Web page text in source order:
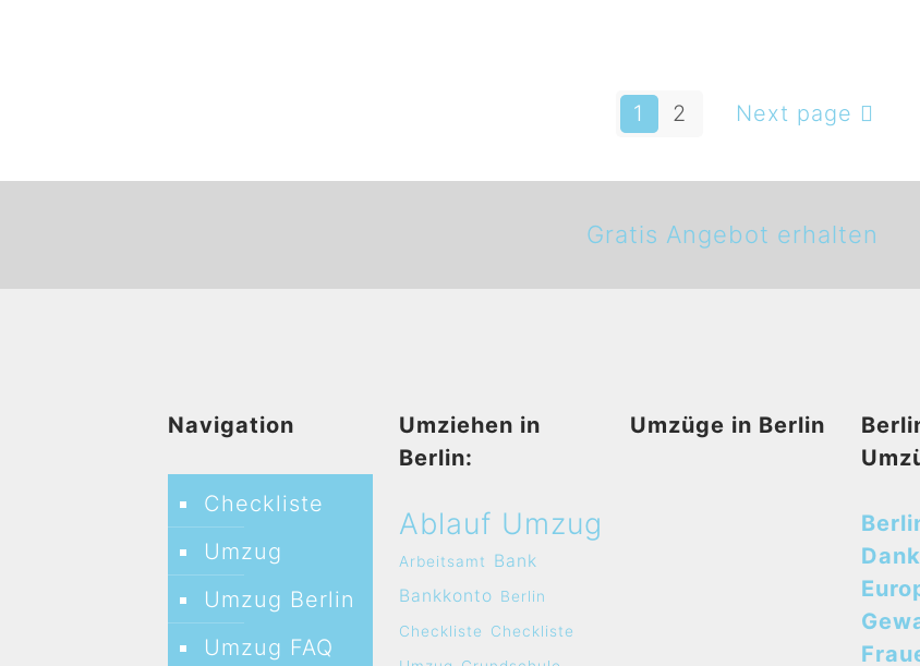
1 2 Next page
Gratis Angebot erhalten
Navigation
Checkliste
Umzug
Umzug Berlin
Umzug FAQ
Umziehen in
Berlin:
Ablauf Umzug
Arbeitsamt
Bank
Bankkonto Berlin
Checkliste
Checkliste
Umzüge in Berlin